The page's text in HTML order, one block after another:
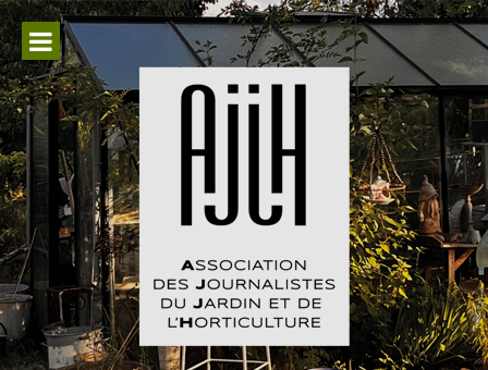
Aller
au
contenu
Association des Journalistes du
Jardin et de l'Horticulture